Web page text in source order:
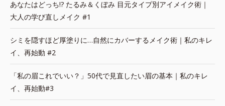
あなたはどっち!? たるみ＆くぼみ 目元タイプ別アイメイク術｜
大人の学び直しメイク #1
シミを隠すほど厚塗りに…自然にカバーするメイク術｜私のキレ
イ、再始動 #2
「私の眉これでいい？」50代で見直したい眉の基本｜私のキレ
イ、再始動#3